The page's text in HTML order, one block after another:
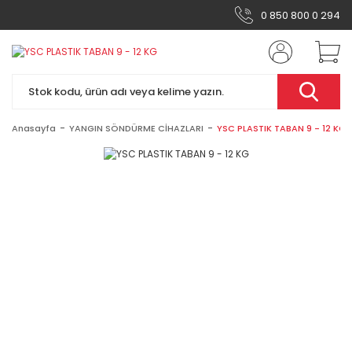
0 850 800 0 294
Anasayfa YANGIN SÖNDÜRME CİHAZLARI YSC PLASTIK TABAN 9 - 12 KG